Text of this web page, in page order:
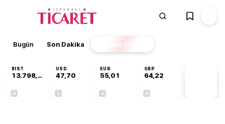
Bugün Son Dakika Finans EKSTRA
BIST
13.798,82
USD
47,70
EUR
55,01
GBP
64,22